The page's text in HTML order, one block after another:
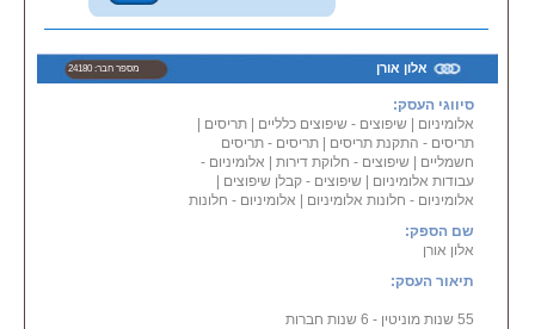
אלון אורן מספר חבר: 24180
סיווגי העסק:
אלומיניום
שיפוצים - שיפוצים כלליים תריסים
תריסים - התקנת תריסים
תריסים - תריסים
חשמליים
שיפוצים - חלוקת דירות| אלומיניום -
עבודות אלומיניום
שיפוצים - קבלן שיפוצים
אלומיניום - חלונות אלומיניום
אלומיניום - חלונות
שם הספק:
אלון אורן
תיאור העסק:
55 שנות מוניטין - 6 שנות חברות